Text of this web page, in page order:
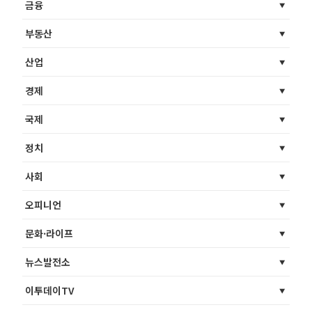
금융
부동산
산업
경제
국제
정치
사회
오피니언
문화·라이프
뉴스발전소
이투데이TV